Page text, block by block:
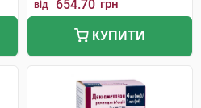
від 654.70 грн
КУПИТИ